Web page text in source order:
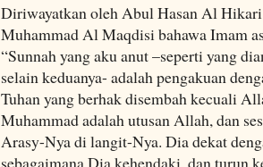
Diriwayatkan oleh Abul Hasan Al
Muhammad Al Maqdisi bahawa Imam
“Sunnah yang aku anut –seperti yang
selain keduanya- adalah pengakuan
Tuhan yang berhak disembah kecuali
Muhammad adalah utusan Allah, dan
Arasy-Nya di langit-Nya. Dia dekat
sebagaimana Dia kehendaki, dan turun